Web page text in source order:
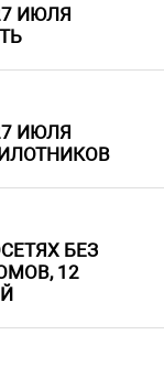
ИЮЛЯ
ИЮЛЯ
БЕЗ
12